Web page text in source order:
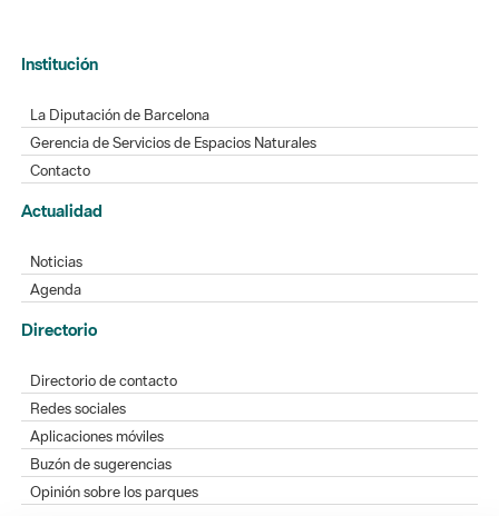
Institución
La Diputación de Barcelona
Gerencia de Servicios de Espacios Naturales
Contacto
Actualidad
Noticias
Agenda
Directorio
Directorio de contacto
Redes sociales
Aplicaciones móviles
Buzón de sugerencias
Opinión sobre los parques